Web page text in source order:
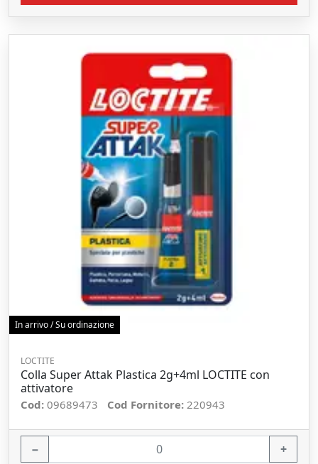
In arrivo / Su ordinazione
LOCTITE
Colla Super Attak Plastica 2g+4ml LOCTITE con
attivatore
Cod: 09689473 Cod Fornitore: 220943
− +